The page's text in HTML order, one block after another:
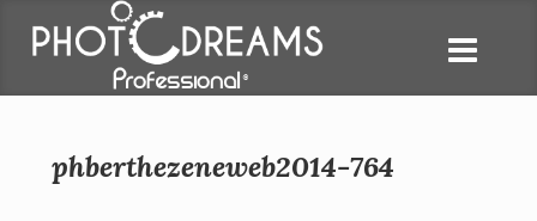
phberthezeneweb2014-764